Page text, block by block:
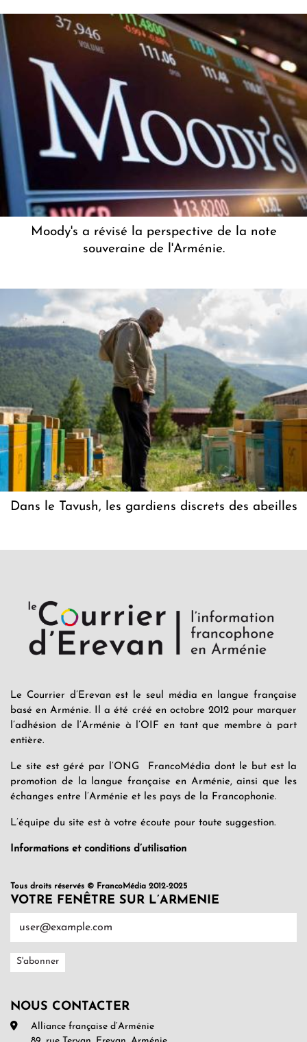
Moody's a révisé la perspective de la note
souveraine de l'Arménie.
Dans le Tavush, les gardiens discrets des abeilles
Le Courrier d’Erevan est le seul média en langue française
basé en Arménie. Il a été créé en octobre 2012 pour marquer
l’adhésion de l’Arménie à l’OIF en tant que membre à part
entière.
Le site est géré par l’ONG FrancoMédia dont le but est la
promotion de la langue française en Arménie, ainsi que les
échanges entre l’Arménie et les pays de la Francophonie.
L’équipe du site est à votre écoute pour toute suggestion.
Informations et conditions d’utilisation
Tous droits réservés © FrancoMédia 2012-2025
VOTRE FENÊTRE SUR L’ARMENIE
NOUS CONTACTER
Alliance française d’Arménie